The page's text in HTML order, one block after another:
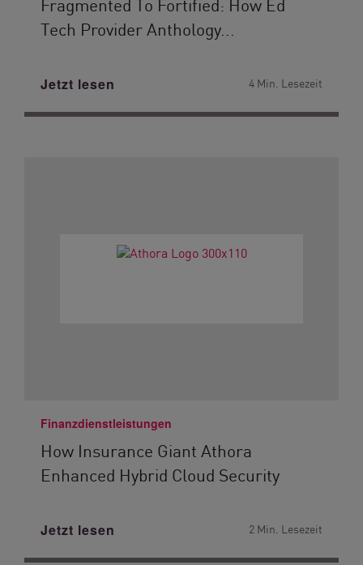
Tech Provider Anthology...
Jetzt lesen 4 Min. Lesezeit
Finanzdienstleistungen
How Insurance Giant Athora
Enhanced Hybrid Cloud Security
Jetzt lesen 2 Min. Lesezeit